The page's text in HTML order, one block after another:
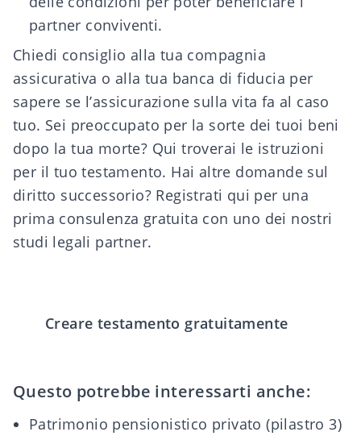
partner conviventi.
Chiedi consiglio alla tua compagnia
assicurativa o alla tua banca di fiducia per
sapere se l’assicurazione sulla vita fa al caso
tuo. Sei preoccupato per la sorte dei tuoi beni
dopo la tua morte? Qui troverai le istruzioni
per il tuo testamento. Hai altre domande sul
diritto successorio? Registrati qui per una
prima consulenza gratuita con uno dei nostri
studi legali partner.
Creare testamento gratuitamente
Questo potrebbe interessarti anche:
Patrimonio pensionistico privato (pilastro 3)